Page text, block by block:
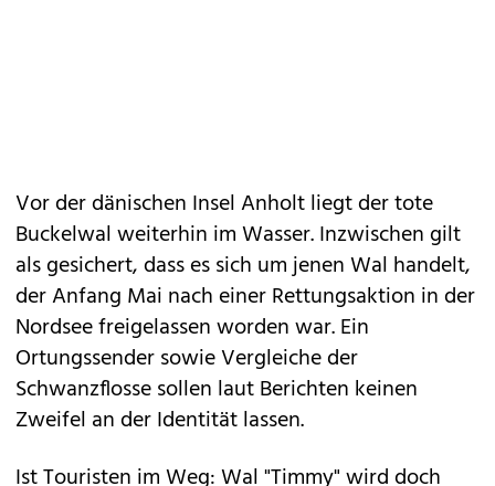
Vor der dänischen Insel Anholt liegt der tote
Buckelwal weiterhin im Wasser. Inzwischen gilt
als gesichert, dass es sich um jenen Wal handelt,
der Anfang Mai nach einer Rettungsaktion in der
Nordsee freigelassen worden war. Ein
Ortungssender sowie Vergleiche der
Schwanzflosse sollen laut Berichten keinen
Zweifel an der Identität lassen.
Ist Touristen im Weg: Wal "Timmy" wird doch